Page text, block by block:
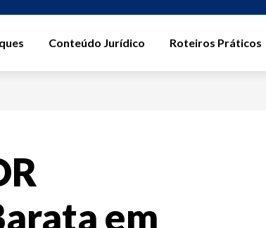
Conteúdo Jurídico Roteiros Práticos
em